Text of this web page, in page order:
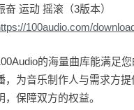
奋 运动 摇滚（3版本）
100audio.com/
的海量曲库能满足
，为音乐制作人与需求方
，保障双方的权益。